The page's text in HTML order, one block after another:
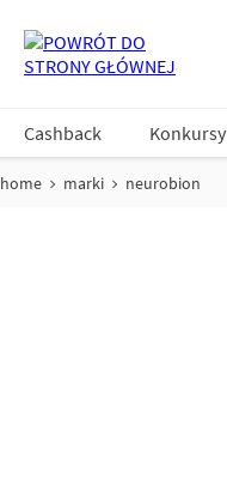
Cashback Konkursy
home marki neurobion